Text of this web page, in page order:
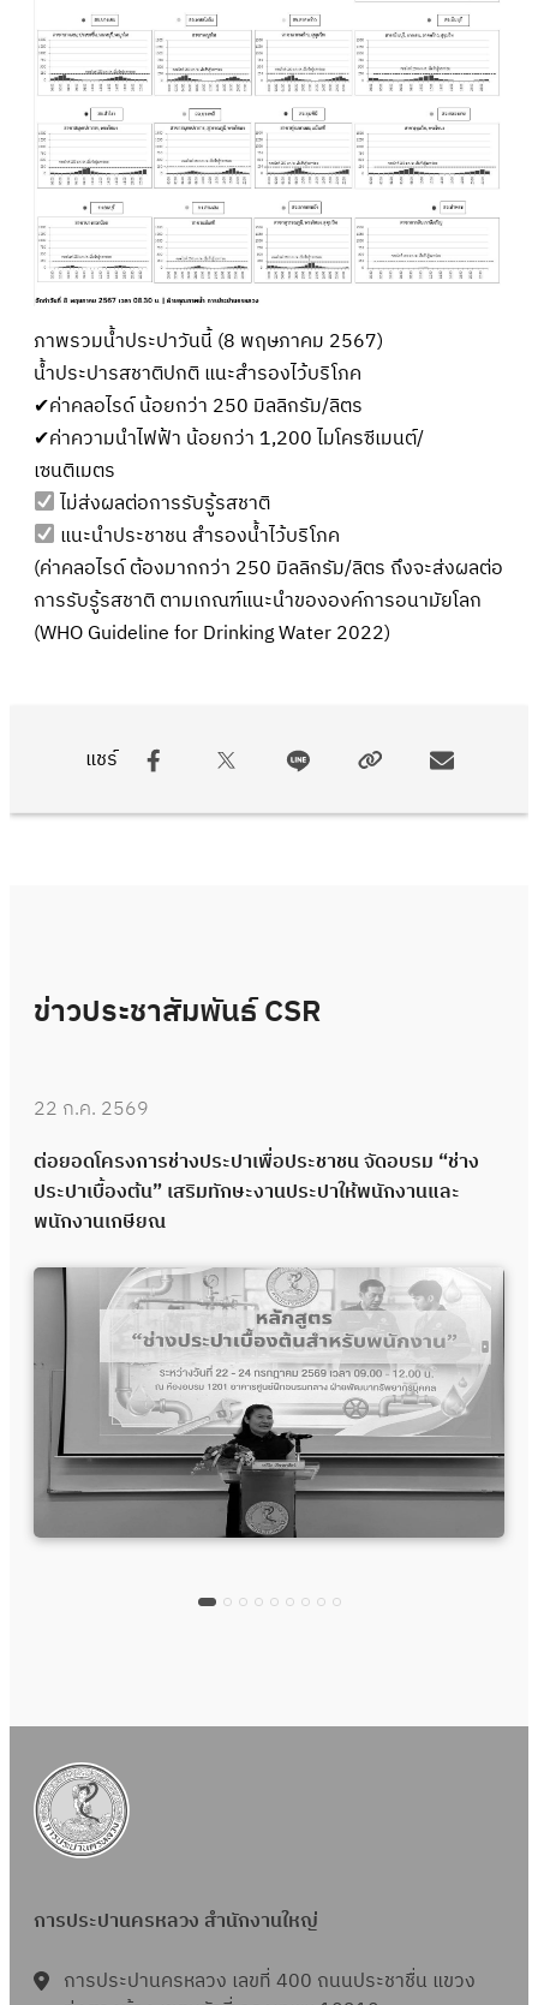
แชร์
ภาพรวมน้ำประปาวันนี้ (8 พฤษภาคม 2567)
น้ำประปารสชาติปกติ แนะสำรองไว้บริโภค
✔ค่าคลอไรด์ น้อยกว่า 250 มิลลิกรัม/ลิตร
✔ค่าความนำไฟฟ้า น้อยกว่า 1,200 ไมโครซีเมนต์/
เซนติเมตร
ไม่ส่งผลต่อการรับรู้รสชาติ
แนะนำประชาชน สำรองน้ำไว้บริโภค
(ค่าคลอไรด์ ต้องมากกว่า 250 มิลลิกรัม/ลิตร ถึงจะส่งผลต่อ
การรับรู้รสชาติ ตามเกณฑ์แนะนำขององค์การอนามัยโลก
(WHO Guideline for Drinking Water 2022)
ข่าวประชาสัมพันธ์ CSR
22 ก.ค. 2569
ต่อยอดโครงการช่างประปาเพื่อประชาชน จัดอบรม “ช่าง
ประปาเบื้องต้น” เสริมทักษะงานประปาให้พนักงานและ
พนักงานเกษียณ
การประปานครหลวง สำนักงานใหญ่
การประปานครหลวง เลขที่ 400 ถนนประชาชื่น แขวง